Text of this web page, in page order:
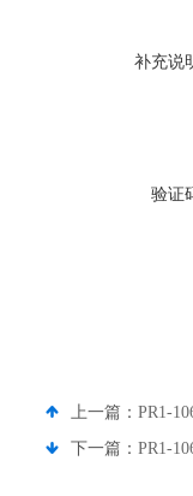
补充说
验证
上一篇： PR1-
下一篇： PR1-